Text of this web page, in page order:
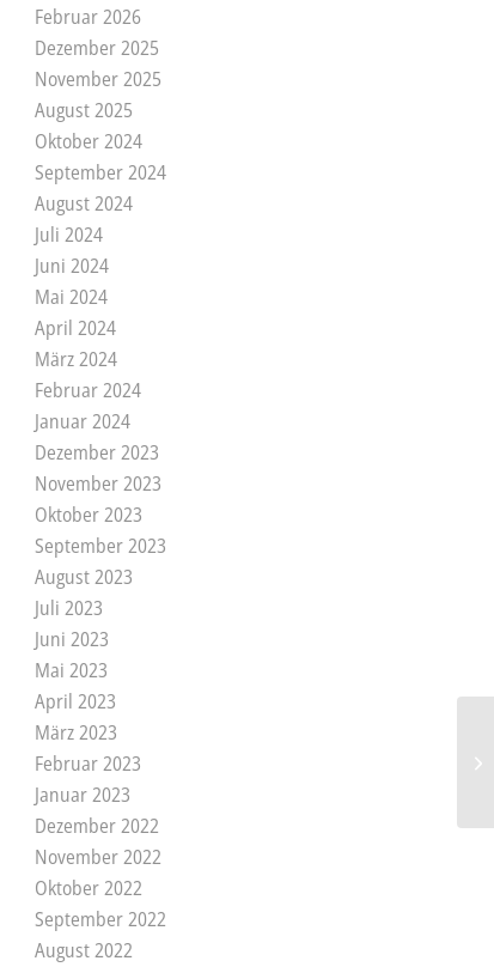
Februar 2026
Dezember 2025
November 2025
August 2025
Oktober 2024
September 2024
August 2024
Juli 2024
Juni 2024
Mai 2024
April 2024
März 2024
Februar 2024
Januar 2024
Dezember 2023
November 2023
Oktober 2023
September 2023
August 2023
Juli 2023
Juni 2023
Mai 2023
April 2023
März 2023
Februar 2023
Januar 2023
Dezember 2022
November 2022
Oktober 2022
September 2022
August 2022